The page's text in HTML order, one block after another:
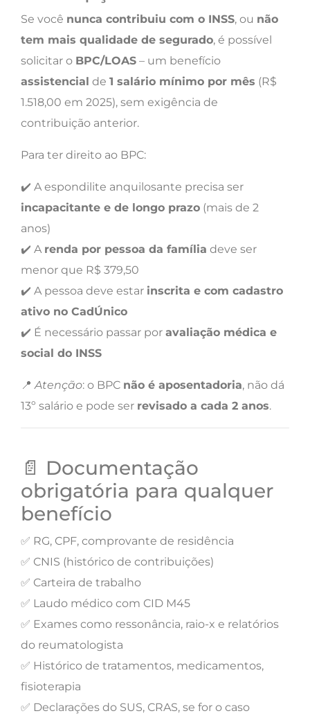
Se você nunca contribuiu com o INSS, ou não
tem mais qualidade de segurado, é possível
solicitar o BPC/LOAS – um benefício
assistencial de 1 salário mínimo por mês (R$
1.518,00 em 2025), sem exigência de
contribuição anterior.
Para ter direito ao BPC:
✔️ A espondilite anquilosante precisa ser
incapacitante e de longo prazo (mais de 2
anos)
✔️ A renda por pessoa da família deve ser
menor que R$ 379,50
✔️ A pessoa deve estar inscrita e com cadastro
ativo no CadÚnico
✔️ É necessário passar por avaliação médica e
social do INSS
📍Atenção: o BPC não é aposentadoria, não dá
13º salário e pode ser revisado a cada 2 anos.
📄 Documentação
obrigatória para qualquer
benefício
✅ RG, CPF, comprovante de residência
✅ CNIS (histórico de contribuições)
✅ Carteira de trabalho
✅ Laudo médico com CID M45
✅ Exames como ressonância, raio-x e relatórios
do reumatologista
✅ Histórico de tratamentos, medicamentos,
fisioterapia
✅ Declarações do SUS, CRAS, se for o caso